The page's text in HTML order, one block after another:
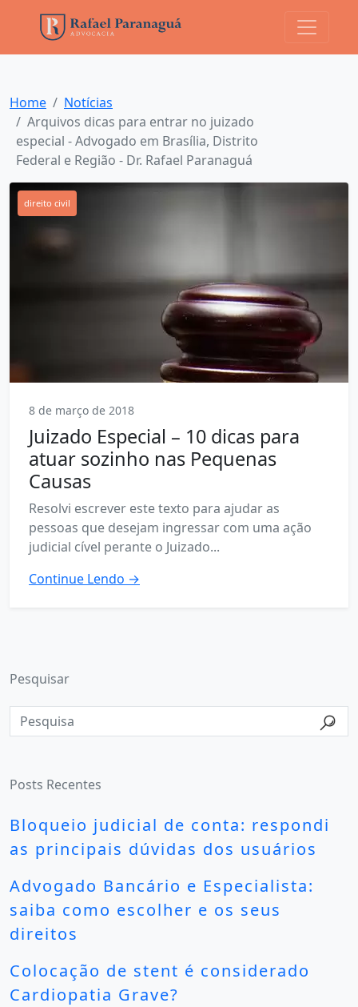
Home
Notícias
Arquivos dicas para entrar no juizado
especial - Advogado em Brasília, Distrito
Federal e Região - Dr. Rafael Paranaguá
direito civil
8 de março de 2018
Juizado Especial – 10 dicas para
atuar sozinho nas Pequenas
Causas
Resolvi escrever este texto para ajudar as
pessoas que desejam ingressar com uma ação
judicial cível perante o Juizado...
Continue Lendo →
Pesquisar
Posts Recentes
Bloqueio judicial de conta: respondi
as principais dúvidas dos usuários
Advogado Bancário e Especialista:
saiba como escolher e os seus
direitos
Colocação de stent é considerado
Cardiopatia Grave?